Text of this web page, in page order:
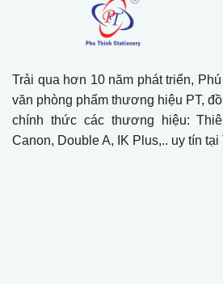
Trải qua hơn 10 năm phát triển,
văn phòng phẩm thương hiệu PT,
chính thức các thương hiệu:
Canon, Double A, IK Plus,.. uy tín tại